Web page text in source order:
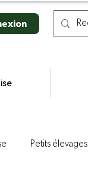
Petits élevages